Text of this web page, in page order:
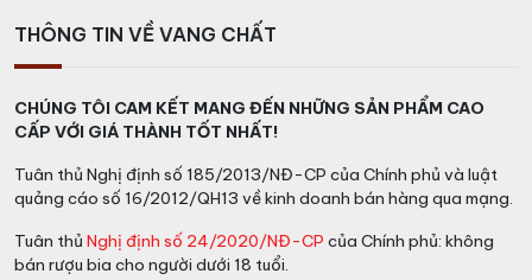
Liêm
THÔNG TIN VỀ VANG CHẤT
CHÚNG TÔI CAM KẾT MANG ĐẾN NHỮNG SẢN PHẨM CAO
CẤP VỚI GIÁ THÀNH TỐT NHẤT!
Tuân thủ Nghị định số 185/2013/NĐ-CP của Chính phủ và luật
quảng cáo số 16/2012/QH13 về kinh doanh bán hàng qua mạng.
Tuân thủ Nghị định số 24/2020/NĐ-CP của Chính phủ: không
bán rượu bia cho người dưới 18 tuổi.